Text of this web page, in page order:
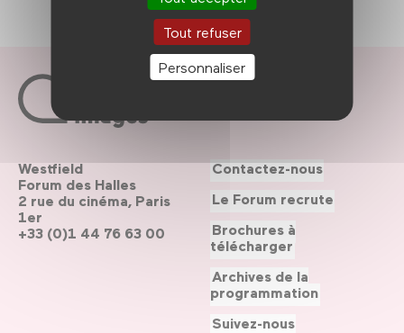
Tout refuser
Personnaliser
Westfield
Forum des Halles
2 rue du cinéma, Paris
1er
+33 (0)1 44 76 63 00
Contactez-nous
Le Forum recrute
Brochures à
télécharger
Archives de la
programmation
Suivez-nous